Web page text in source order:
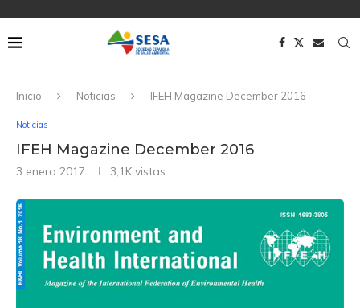
Inicio Noticias IFEH Magazine December 2016
Noticias
IFEH Magazine December 2016
3 enero 2017 3,1K vistas